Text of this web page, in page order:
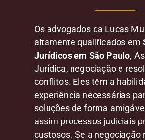
Os advogados da Lucas
altamente qualificados em
Jurídicos em São Paulo,
Jurídica, negociação e
conflitos. Eles têm a
experiência necessárias
soluções de forma
assim processos judiciais
custosos. Se a negociação